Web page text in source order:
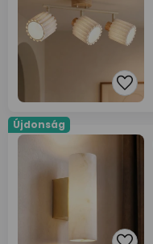
Újdonság